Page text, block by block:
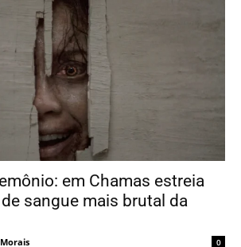
em Chamas estreia
sangue mais brutal da
0